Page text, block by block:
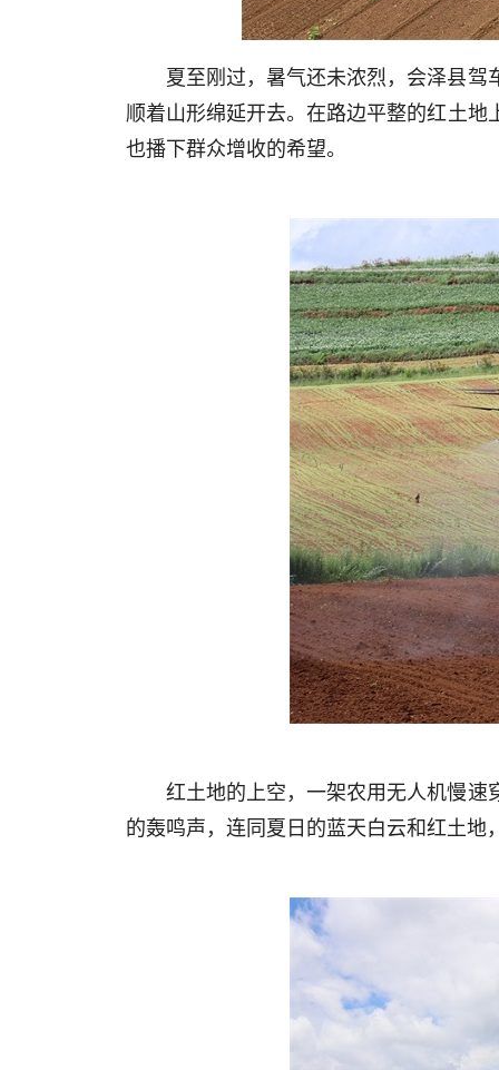
夏至刚过，暑气还未浓烈，会泽县
顺着山形绵延开去。在路边平整的红土
也播下群众增收的希望。
红土地的上空，一架农用无人机慢速
的轰鸣声，连同夏日的蓝天白云和红土